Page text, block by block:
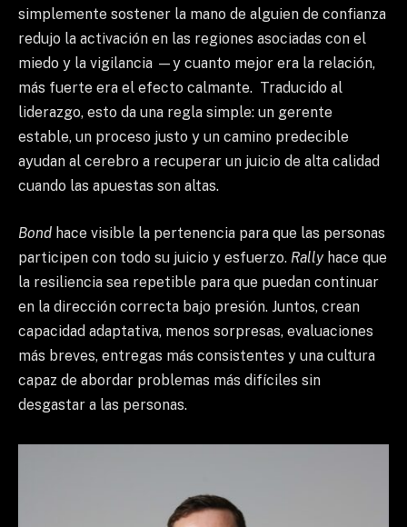
simplemente sostener la mano de alguien de confianza
redujo la activación en las regiones asociadas con el
miedo y la vigilancia —y cuanto mejor era la relación,
más fuerte era el efecto calmante. Traducido al
liderazgo, esto da una regla simple: un gerente
estable, un proceso justo y un camino predecible
ayudan al cerebro a recuperar un juicio de alta calidad
cuando las apuestas son altas.
Bond hace visible la pertenencia para que las personas
participen con todo su juicio y esfuerzo. Rallyhace que
la resiliencia sea repetible para que puedan continuar
en la dirección correcta bajo presión. Juntos, crean
capacidad adaptativa, menos sorpresas, evaluaciones
más breves, entregas más consistentes y una cultura
capaz de abordar problemas más difíciles sin
desgastar a las personas.